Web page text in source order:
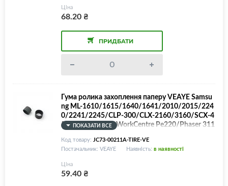
Ціна
68.20₴
ПРИДБАТИ
Гума ролика захоплення паперу VEAYE Samsu
ng ML-1610/1615/1640/1641/2010/2015/224
0/2241/2245/CLP-300/CLX-2160/3160/SCX-4
521/4321/Xerox WorkCentre Pe220/Phaser 311
7/3122/6110/Toshiba e-Studio 200s/JC73-0030
2/JC73-00211A/130N01409/130N01424/130
N01571/130N01416
ПОКАЗАТИ ВСЕ
Код товару: JC73-00211A-TIRE-VE
Постачальник: VEAYE
Наявність: в наявності
Ціна
59.40₴